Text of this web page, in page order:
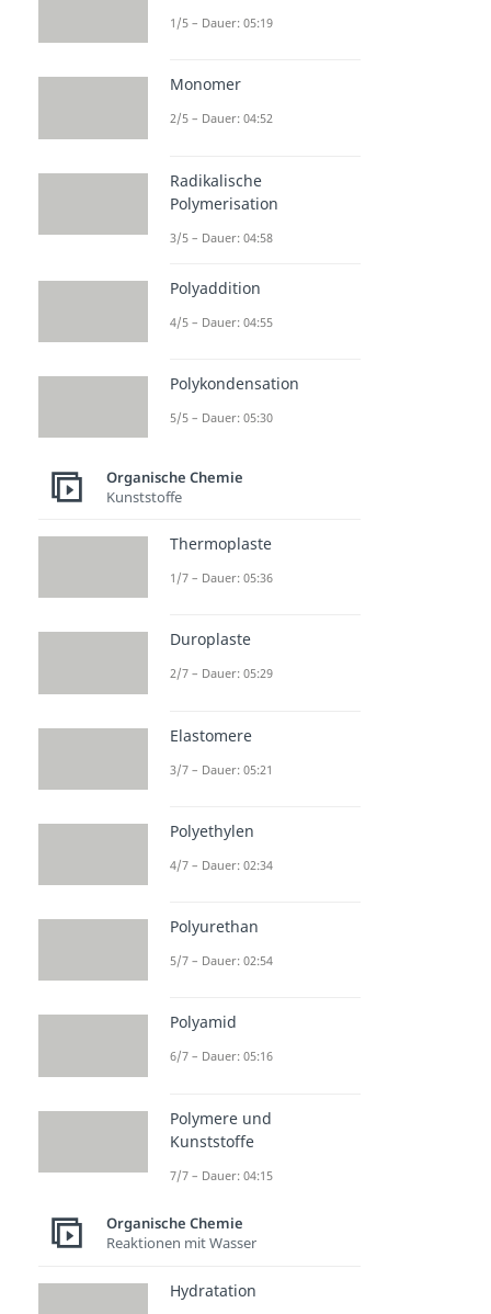
1/5 – Dauer: 05:19
Monomer
2/5 – Dauer: 04:52
Radikalische
Polymerisation
3/5 – Dauer: 04:58
Polyaddition
4/5 – Dauer: 04:55
Polykondensation
5/5 – Dauer: 05:30
Organische Chemie
Kunststoffe
Thermoplaste
1/7 – Dauer: 05:36
Duroplaste
2/7 – Dauer: 05:29
Elastomere
3/7 – Dauer: 05:21
Polyethylen
4/7 – Dauer: 02:34
Polyurethan
5/7 – Dauer: 02:54
Polyamid
6/7 – Dauer: 05:16
Polymere und
Kunststoffe
7/7 – Dauer: 04:15
Organische Chemie
Reaktionen mit Wasser
Hydratation